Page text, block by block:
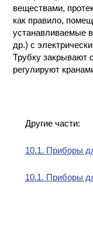
веществами,
как правило,
устанавливаемые
др.) с
Трубку закрывают
регулируют
Другие части:
10.1. Приборы
10.1. Приборы